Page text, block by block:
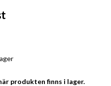
produkten finns i lager.